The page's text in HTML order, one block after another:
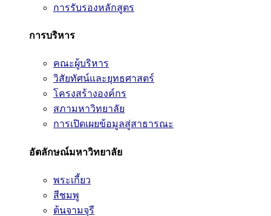
การรับรองหลักสูตร
การบริหาร
คณะผู้บริหาร
วิสัยทัศน์และยุทธศาสตร์
โครงสร้างองค์กร
สภามหาวิทยาลัย
การเปิดเผยข้อมูลสู่สาธารณะ
อัตลักษณ์มหาวิทยาลัย
พระเกี้ยว
สีชมพู
ต้นจามจุรี